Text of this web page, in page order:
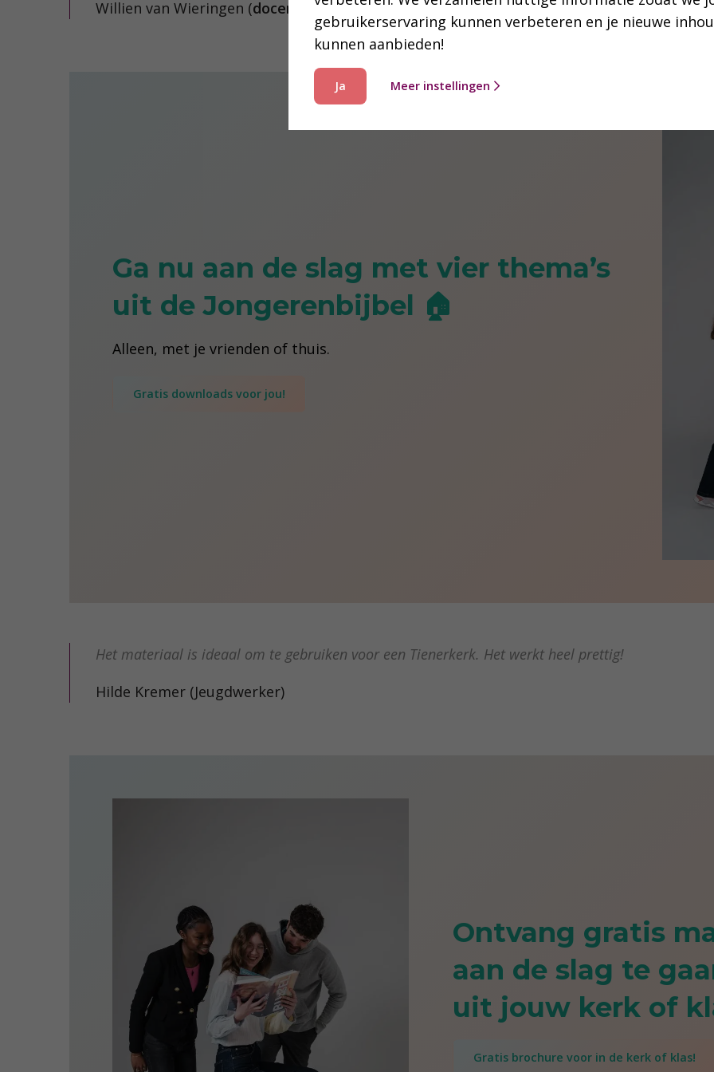
Willien van Wieringen (docent bij de Fontys-opleiding Theologie in Utrecht)
Ga nu aan de slag met vier thema’s
uit de Jongerenbijbel 🏠
Alleen, met je vrienden of thuis.
Gratis downloads voor jou!
Het materiaal is ideaal om te gebruiken voor een Tienerkerk. Het werkt heel prettig!
Hilde Kremer (Jeugdwerker)
Ontvang gratis
aan de slag te
uit jouw kerk of
Gratis brochure voor in de kerk of klas!
gebruikerservaring kunnen verbeteren en je nieuwe
kunnen aanbieden!
Ja Meer instellingen